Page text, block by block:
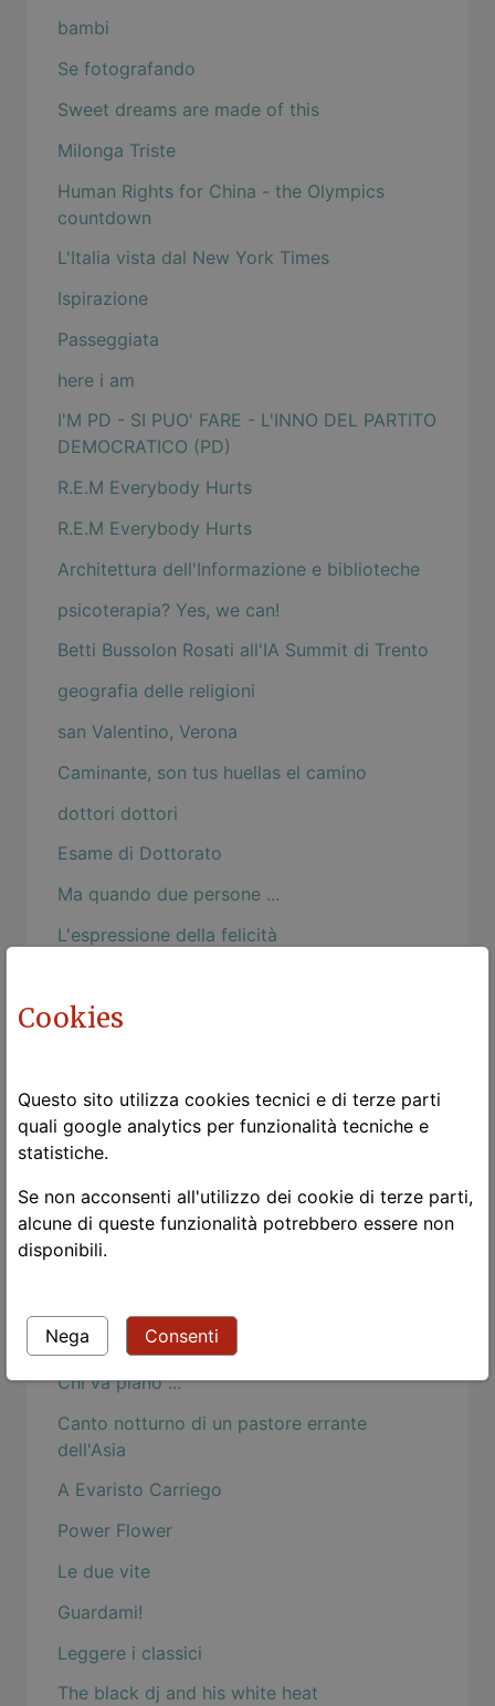
bambi
Se fotografando
Sweet dreams are made of this
Milonga Triste
Human Rights for China - the Olympics
countdown
L'Italia vista dal New York Times
Ispirazione
Passeggiata
here i am
I'M PD - SI PUO' FARE - L'INNO DEL PARTITO
DEMOCRATICO (PD)
R.E.M Everybody Hurts
R.E.M Everybody Hurts
Architettura dell'Informazione e biblioteche
psicoterapia? Yes, we can!
Betti Bussolon Rosati all'IA Summit di Trento
geografia delle religioni
san Valentino, Verona
Caminante, son tus huellas el camino
dottori dottori
Esame di Dottorato
Ma quando due persone ...
L'espressione della felicità
Gli occhi delle donne
Togliere la maschera
Mind Hacks: Osama Bin Language Acquistion
Le chat
Nietzsche: dei dispregiatori del corpo
L'estetica della funzionalità
Chi va piano ...
Canto notturno di un pastore errante
dell'Asia
A Evaristo Carriego
Power Flower
Le due vite
Guardami!
Leggere i classici
The black dj and his white heat
Cookies
Questo sito utilizza cookies tecnici e di terze parti
quali google analytics per funzionalità tecniche e
statistiche.
Se non acconsenti all'utilizzo dei cookie di terze parti,
alcune di queste funzionalità potrebbero essere non
disponibili.
Nega Consenti